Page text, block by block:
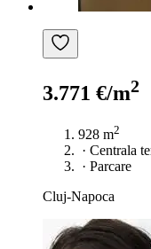
3.771 €/m2
928 m2
· Centrala
· Parcare
Cluj-Napoca